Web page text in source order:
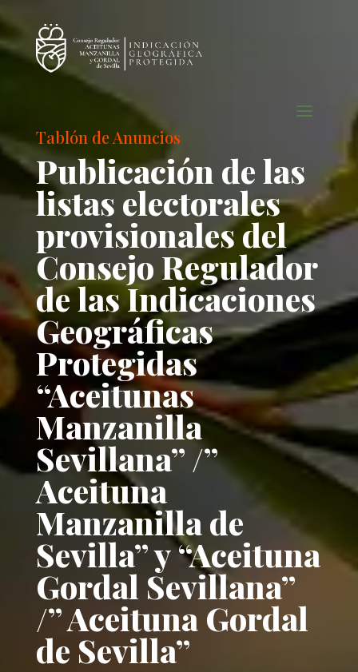
Tablón de Anuncios
Publicación de las
listas electorales
provisionales del
Consejo Regulador
de las Indicaciones
Geográficas
Protegidas
“Aceitunas
Manzanilla
Sevillana” /”
Aceituna
Manzanilla de
Sevilla” y “Aceituna
Gordal Sevillana”
/” Aceituna Gordal
de Sevilla”